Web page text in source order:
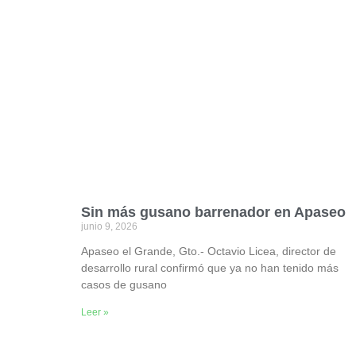
Sin más gusano barrenador en Apaseo
junio 9, 2026
Apaseo el Grande, Gto.- Octavio Licea, director de
desarrollo rural confirmó que ya no han tenido más
casos de gusano
Leer »